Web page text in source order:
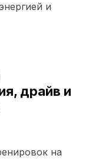
и
драйв и
на